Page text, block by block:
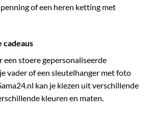
of een heren ketting met
cadeaus
een stoere gepersonaliseerde
vader of een sleutelhanger met foto
kan je kiezen uit verschillende
kleuren en maten.